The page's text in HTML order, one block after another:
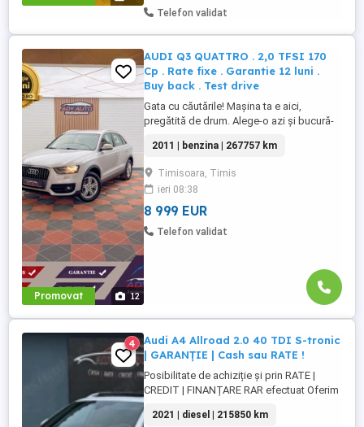
Telefon validat
Promovat 12
AUDI Q3 QUATTRO . 2,0 TFSI 170
Cp . Rate fixe . Garantie 12 luni .
Buy back . Test drive
Gata cu căutările! Mașina ta e aici,
pregătită de drum. Alege-o azi și bucură-
la 1230 LEI Luna AUDI Q3 QUATTRO
Motorizare 1968 cmc Benzina . 170 Cp . .
Euro 5 . AN 2011 KM 267757 Certificati ...
2011 | benzina | 267757 km
Timisoara, Timis
ieri 08:38
8 999 EUR
Telefon validat
4
Audi A4 Allroad 2.0 40 TDI S-tronic
| GARANȚIE | Cash sau RATE !
Posibilitate de achiziție și prin RATE |
CREDIT | FINANȚARE RAR efectuat Oferim
Allroad 40 2.0 TDI quattro Mild-Hybrid | S-
2021 | diesel | 215850 km